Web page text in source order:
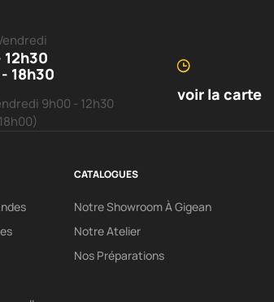
18h30
9h00 - 12h30
voir la carte
CATALOGUES
Notre Showroom À Gigean
Notre Atelier
Nos Préparations